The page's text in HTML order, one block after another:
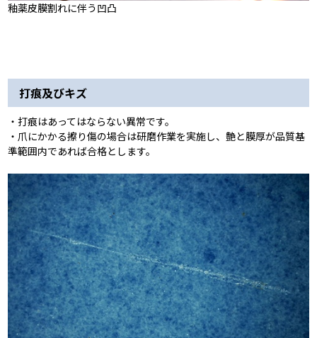
釉薬皮膜割れに伴う凹凸
打痕及びキズ
・打痕はあってはならない異常です。
・爪にかかる擦り傷の場合は研磨作業を実施し、艶と膜厚が品質基
準範囲内であれば合格とします。